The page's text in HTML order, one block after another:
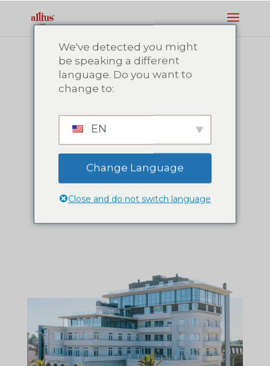
We've detected you might
be speaking a different
language. Do you want to
change to:
EN
Change Language
Close and do not switch language